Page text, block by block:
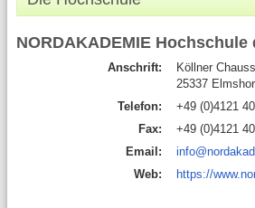
NORDAKADEMIE
Anschrift:
Köllner
25337
Telefon:
+49 (0)4121
Fax:
+49 (0)4121
Email:
Web:
https://